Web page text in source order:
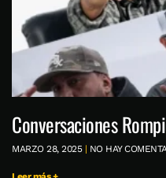
Conversaciones
MARZO 28, 2025 NO HAY